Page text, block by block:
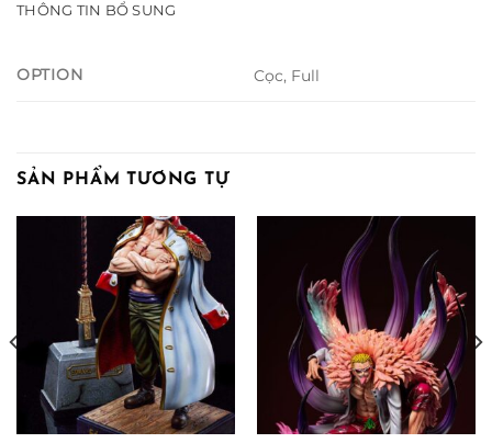
THÔNG TIN BỔ SUNG
OPTION Cọc, Full
SẢN PHẨM TƯƠNG TỰ